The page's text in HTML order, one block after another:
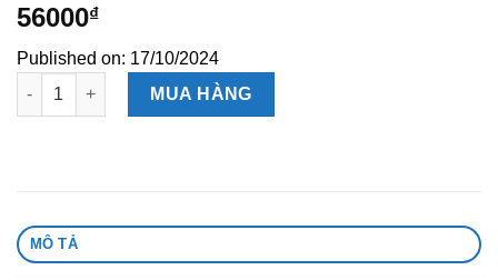
56000₫
Published on: 17/10/2024
Thùng carton 60x50x50 số lượng
MUA HÀNG
MÔ TẢ